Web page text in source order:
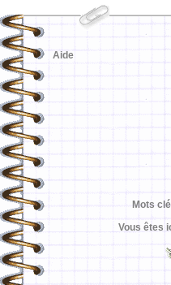
Aide
Mots
Vous êtes